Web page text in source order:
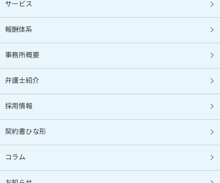
サービス
報酬体系
事務所概要
弁護士紹介
採用情報
契約書ひな形
コラム